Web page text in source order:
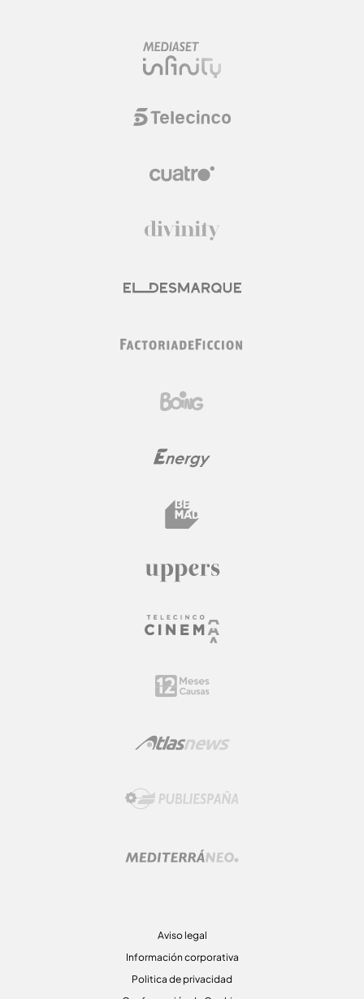
Aviso legal
Información corporativa
Politica de privacidad